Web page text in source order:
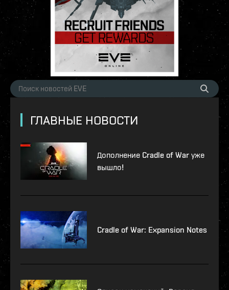
ГЛАВНЫЕ НОВОСТИ
Дополнение Cradle of War уже
вышло!
Cradle of War: Expansion Notes